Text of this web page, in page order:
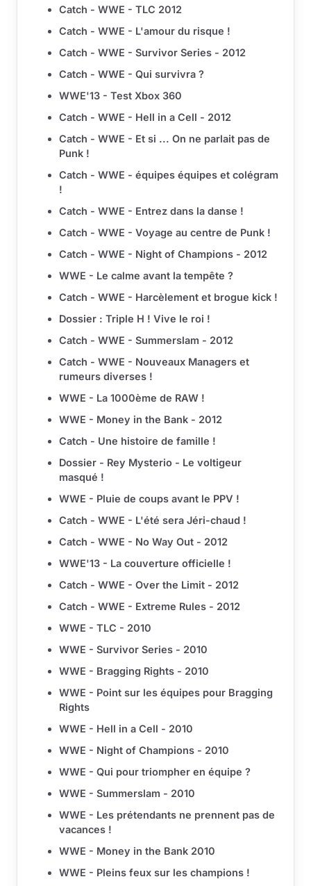
Catch - WWE - TLC 2012
Catch - WWE - L'amour du risque !
Catch - WWE - Survivor Series - 2012
Catch - WWE - Qui survivra ?
WWE'13 - Test Xbox 360
Catch - WWE - Hell in a Cell - 2012
Catch - WWE - Et si ... On ne parlait pas de
Punk !
Catch - WWE - équipes équipes et colégram
!
Catch - WWE - Entrez dans la danse !
Catch - WWE - Voyage au centre de Punk !
Catch - WWE - Night of Champions - 2012
WWE - Le calme avant la tempête ?
Catch - WWE - Harcèlement et brogue kick !
Dossier : Triple H ! Vive le roi !
Catch - WWE - Summerslam - 2012
Catch - WWE - Nouveaux Managers et
rumeurs diverses !
WWE - La 1000ème de RAW !
WWE - Money in the Bank - 2012
Catch - Une histoire de famille !
Dossier - Rey Mysterio - Le voltigeur
masqué !
WWE - Pluie de coups avant le PPV !
Catch - WWE - L'été sera Jéri-chaud !
Catch - WWE - No Way Out - 2012
WWE'13 - La couverture officielle !
Catch - WWE - Over the Limit - 2012
Catch - WWE - Extreme Rules - 2012
WWE - TLC - 2010
WWE - Survivor Series - 2010
WWE - Bragging Rights - 2010
WWE - Point sur les équipes pour Bragging
Rights
WWE - Hell in a Cell - 2010
WWE - Night of Champions - 2010
WWE - Qui pour triompher en équipe ?
WWE - Summerslam - 2010
WWE - Les prétendants ne prennent pas de
vacances !
WWE - Money in the Bank 2010
WWE - Pleins feux sur les champions !